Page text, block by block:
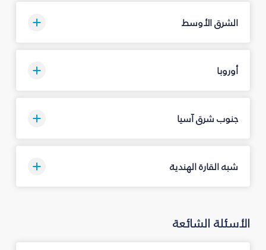
الشرق الأوسط
أوروبا
جنوب شرق آسيا
شبه القارة الهندية
الأسئلة الشائعة